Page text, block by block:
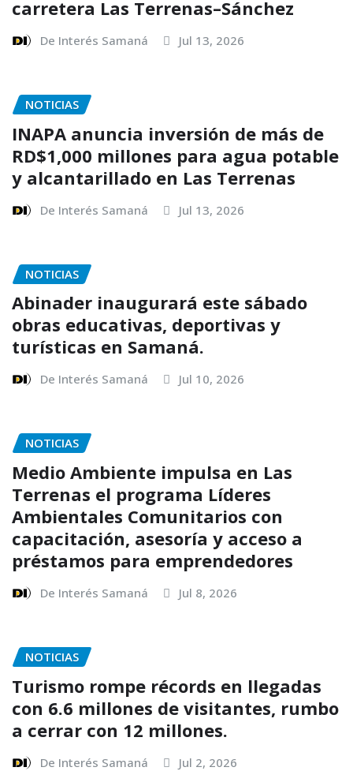
carretera Las Terrenas–Sánchez
De Interés Samaná Jul 13, 2026
NOTICIAS
INAPA anuncia inversión de más de
RD$1,000 millones para agua potable
y alcantarillado en Las Terrenas
De Interés Samaná Jul 13, 2026
NOTICIAS
Abinader inaugurará este sábado
obras educativas, deportivas y
turísticas en Samaná.
De Interés Samaná Jul 10, 2026
NOTICIAS
Medio Ambiente impulsa en Las
Terrenas el programa Líderes
Ambientales Comunitarios con
capacitación, asesoría y acceso a
préstamos para emprendedores
De Interés Samaná Jul 8, 2026
NOTICIAS
Turismo rompe récords en llegadas
con 6.6 millones de visitantes, rumbo
a cerrar con 12 millones.
De Interés Samaná Jul 2, 2026